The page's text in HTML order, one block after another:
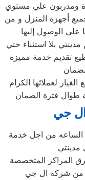
ومدربون علي مستوي
أجهزة المنزل و من
علي الوصول إليها
بلا استثناء حتي
تقديم خدمة مميزة
لعملائها الكرام
طوال فترة الضمان
جي
الساعه من اجل خدمة
المراكز المتخصصة
من شركة ال جي